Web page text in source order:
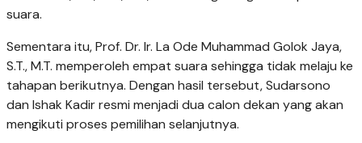
suara.
Sementara itu, Prof. Dr. Ir. La Ode Muhammad Golok Jaya,
S.T., M.T. memperoleh empat suara sehingga tidak melaju ke
tahapan berikutnya. Dengan hasil tersebut, Sudarsono
dan Ishak Kadir resmi menjadi dua calon dekan yang akan
mengikuti proses pemilihan selanjutnya.